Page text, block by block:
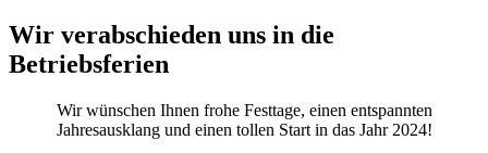
Wir verabschieden uns in die
Betriebsferien
Wir wünschen Ihnen frohe Festtage, einen entspannten
Jahresausklang und einen tollen Start in das Jahr 2024!